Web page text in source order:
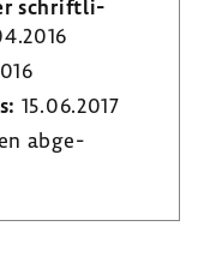
schrift­li­
15.06.2017
abge­